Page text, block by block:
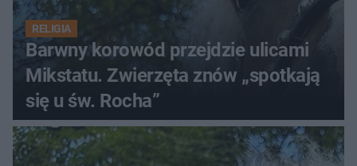
RELIGIA
Barwny korowód przejdzie ulicami
Mikstatu. Zwierzęta znów „spotkają
się u św. Rocha”